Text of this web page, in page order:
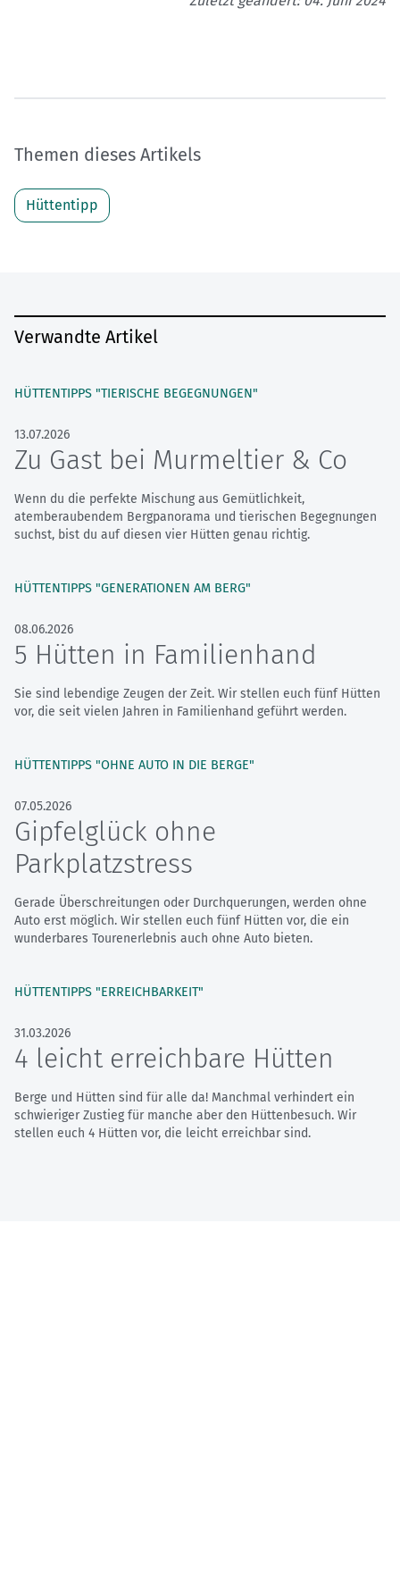
Themen dieses Artikels
Hüttentipp
Verwandte Artikel
HÜTTENTIPPS "TIERISCHE BEGEGNUNGEN"
13.07.2026
Zu Gast bei Murmeltier & Co
Wenn du die perfekte Mischung aus Gemütlichkeit,
atemberaubendem Bergpanorama und tierischen Begegnungen
suchst, bist du auf diesen vier Hütten genau richtig.
HÜTTENTIPPS "GENERATIONEN AM BERG"
08.06.2026
5 Hütten in Familienhand
Sie sind lebendige Zeugen der Zeit. Wir stellen euch fünf Hütten
vor, die seit vielen Jahren in Familienhand geführt werden.
HÜTTENTIPPS "OHNE AUTO IN DIE BERGE"
07.05.2026
Gipfelglück ohne
Parkplatzstress
Gerade Überschreitungen oder Durchquerungen, werden ohne
Auto erst möglich. Wir stellen euch fünf Hütten vor, die ein
wunderbares Tourenerlebnis auch ohne Auto bieten.
HÜTTENTIPPS "ERREICHBARKEIT"
31.03.2026
4 leicht erreichbare Hütten
Berge und Hütten sind für alle da! Manchmal verhindert ein
schwieriger Zustieg für manche aber den Hüttenbesuch. Wir
stellen euch 4 Hütten vor, die leicht erreichbar sind.